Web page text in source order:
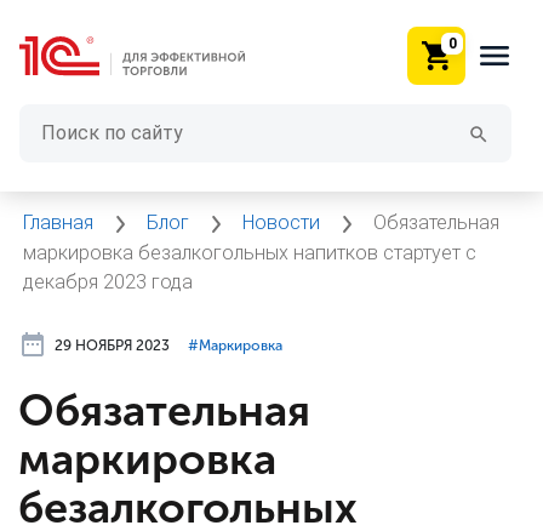
0
Главная Блог Новости
Обязательная
маркировка безалкогольных напитков стартует с
декабря 2023 года
29 НОЯБРЯ 2023 #⁣Маркировка
Обязательная
маркировка
безалкогольных